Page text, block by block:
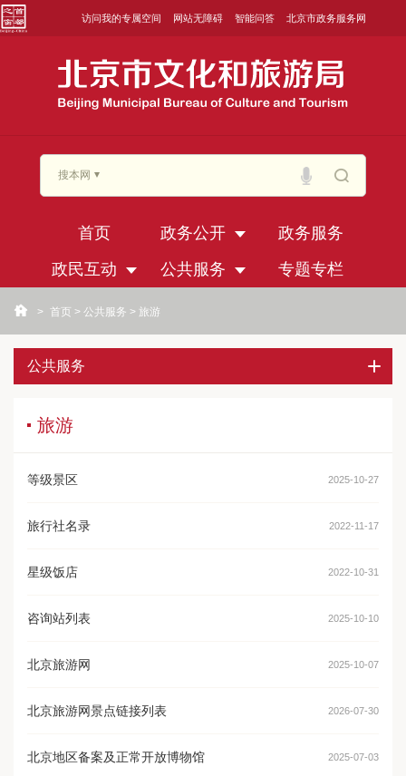
访问我的专属空间 网站无障碍 智能问答 北京市政务服务网
搜本网
首页 政务公开
政务服务
政民互动
公共服务 专题专栏
> 首页 > 公共服务 > 旅游
公共服务
旅游
2025-10-27
等级景区
2022-11-17
旅行社名录
2022-10-31
星级饭店
2025-10-10
咨询站列表
2025-10-07
北京旅游网
2026-07-30
北京旅游网景点链接列表
2025-07-03
北京地区备案及正常开放博物馆